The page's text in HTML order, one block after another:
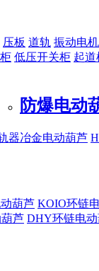
压板 道轨 振动电机
低压开关柜 起道
器
防爆电动
冶金电动葫芦
葫芦 KOIO环链
芦 DHY环链电